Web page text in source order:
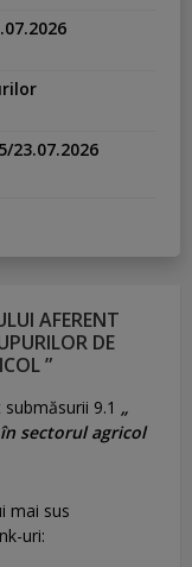
23.07.2026
AFERENT
DE
”
9.1 „
sectorul agricol
mai sus
uri: